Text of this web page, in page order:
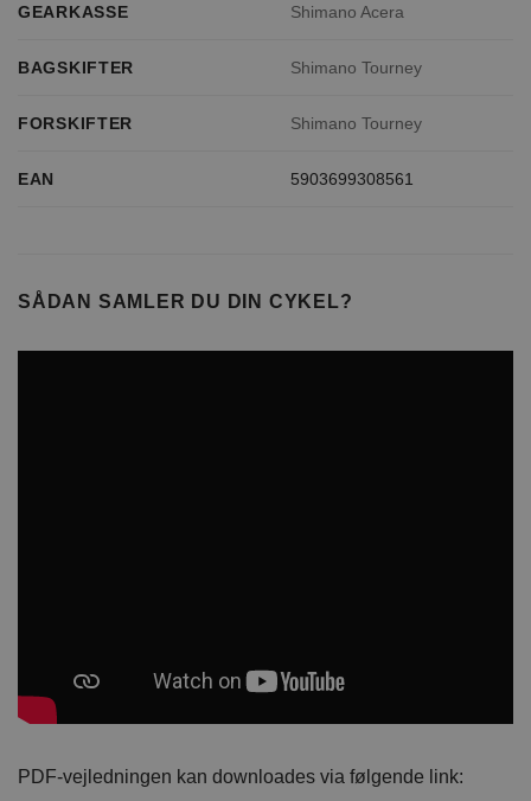
GEARKASSE Shimano Acera
BAGSKIFTER Shimano Tourney
FORSKIFTER Shimano Tourney
EAN 5903699308561
SÅDAN SAMLER DU DIN CYKEL?
PDF-vejledningen kan downloades via følgende link: